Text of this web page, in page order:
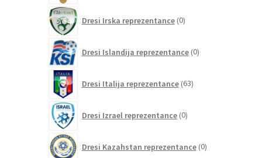
Dresi Irska reprezentance 0izdelkov
Dresi Islandija reprezentance 0izdelkov
Dresi Italija reprezentance 63izdelkov
Dresi Izrael reprezentance 0izdelkov
Dresi Kazahstan reprezentance 0izdelkov